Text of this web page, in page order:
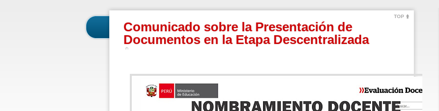
TOP
Comunicado sobre la Presentación de
Documentos en la Etapa Descentralizada